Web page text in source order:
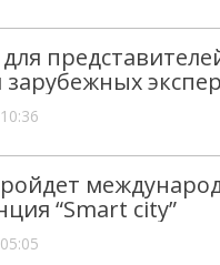
зарубежных
“Smart city”